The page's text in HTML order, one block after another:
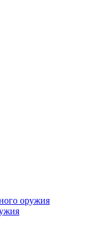
оружия